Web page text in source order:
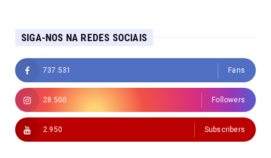
SIGA-NOS NA REDES SOCIAIS
737.531 Fans
28.500 Followers
2.950 Subscribers